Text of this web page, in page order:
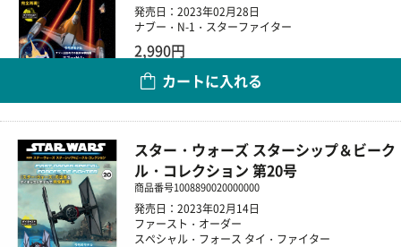
発売日：2023年02月28日
ナブー・N-1・スターファイター
2,990円
カートに入れる
スター・ウォーズ スターシップ＆ビーク
ル・コレクション 第20号
商品番号1008890020000000
発売日：2023年02月14日
ファースト・オーダー
スペシャル・フォース タイ・ファイター